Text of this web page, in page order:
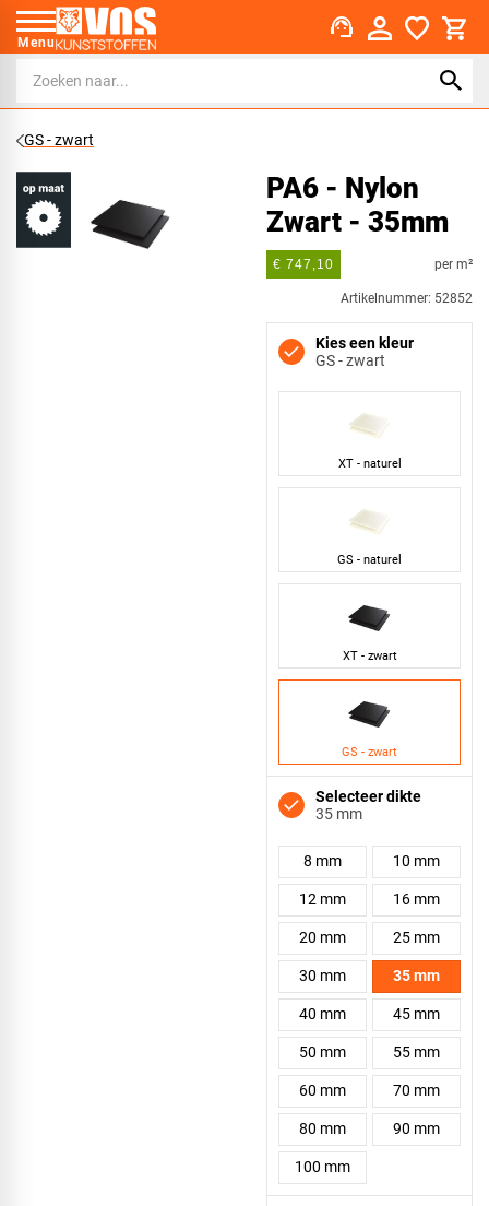
Menu support_agent
GS - zwart
PA6 - Nylon
Zwart - 35mm
€ 747,10 per m²
Artikelnummer: 52852
Kies een kleur
GS - zwart
XT - naturel
GS - naturel
XT - zwart
GS - zwart
Selecteer dikte
35 mm
8 mm 10 mm
12 mm 16 mm
20 mm 25 mm
30 mm 35 mm
40 mm 45 mm
50 mm 55 mm
60 mm 70 mm
80 mm 90 mm
100 mm